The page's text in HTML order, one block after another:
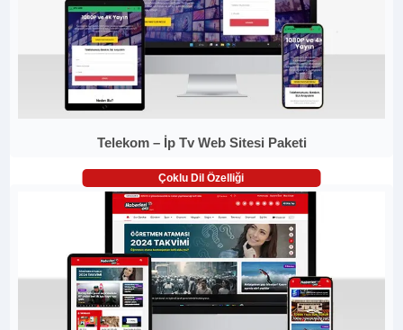
Telekom – İp Tv Web Sitesi Paketi
Çoklu Dil Özelliği